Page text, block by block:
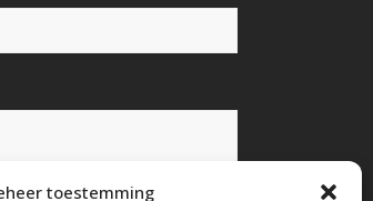
toestemming